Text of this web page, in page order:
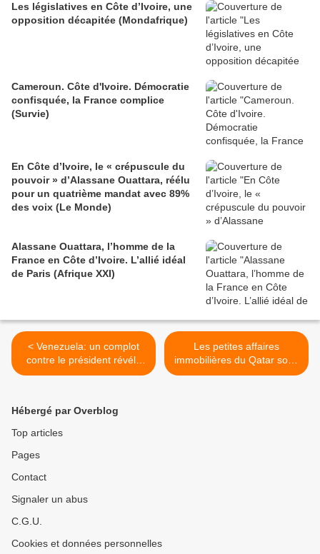
Les législatives en Côte d’Ivoire, une
opposition décapitée (Mondafrique)
Cameroun. Côte d'Ivoire. Démocratie
confisquée, la France complice
(Survie)
En Côte d’Ivoire, le « crépuscule du
pouvoir » d’Alassane Ouattara, réélu
pour un quatrième mandat avec 89%
des voix (Le Monde)
Alassane Ouattara, l’homme de la
France en Côte d’Ivoire. L’allié idéal
de Paris (Afrique XXI)
< Venezuela: un complot
contre le président révélé
au grand jour (Xinhua)
Les petites affaires
immobilières du Qatar sous
Copé et Sarkozy
Hébergé par Overblog
Top articles
Pages
Contact
Signaler un abus
C.G.U.
Cookies et données personnelles